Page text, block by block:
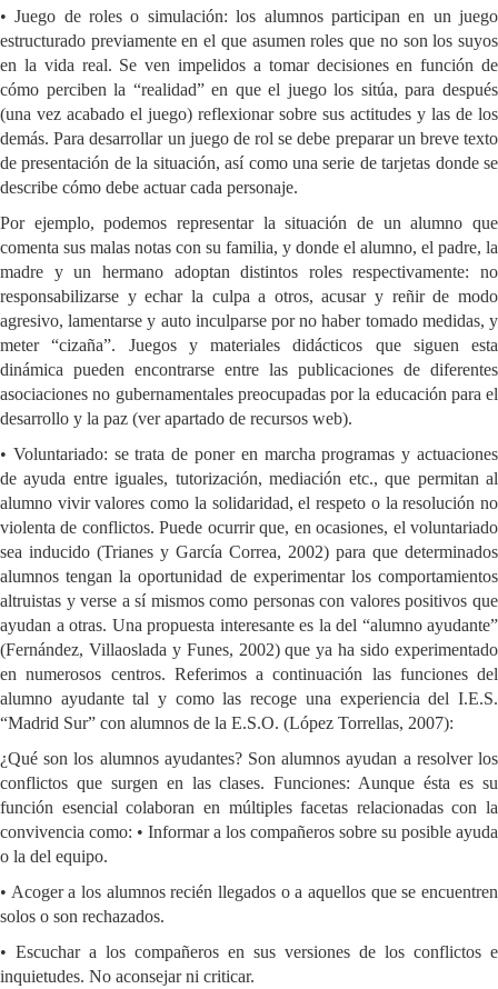
• Juego de roles o simulación: los alumnos participan en un juego
estructurado previamente en el que asumen roles que no son los suyos
en la vida real. Se ven impelidos a tomar decisiones en función de
cómo perciben la “realidad” en que el juego los sitúa, para después
(una vez acabado el juego) reflexionar sobre sus actitudes y las de los
demás. Para desarrollar un juego de rol se debe preparar un breve texto
de presentación de la situación, así como una serie de tarjetas donde se
describe cómo debe actuar cada personaje.
Por ejemplo, podemos representar la situación de un alumno que
comenta sus malas notas con su familia, y donde el alumno, el padre, la
madre y un hermano adoptan distintos roles respectivamente: no
responsabilizarse y echar la culpa a otros, acusar y reñir de modo
agresivo, lamentarse y auto inculparse por no haber tomado medidas, y
meter “cizaña”. Juegos y materiales didácticos que siguen esta
dinámica pueden encontrarse entre las publicaciones de diferentes
asociaciones no gubernamentales preocupadas por la educación para el
desarrollo y la paz (ver apartado de recursos web).
• Voluntariado: se trata de poner en marcha programas y actuaciones
de ayuda entre iguales, tutorización, mediación etc., que permitan al
alumno vivir valores como la solidaridad, el respeto o la resolución no
violenta de conflictos. Puede ocurrir que, en ocasiones, el voluntariado
sea inducido (Trianes y García Correa, 2002) para que determinados
alumnos tengan la oportunidad de experimentar los comportamientos
altruistas y verse a sí mismos como personas con valores positivos que
ayudan a otras. Una propuesta interesante es la del “alumno ayudante”
(Fernández, Villaoslada y Funes, 2002) que ya ha sido experimentado
en numerosos centros. Referimos a continuación las funciones del
alumno ayudante tal y como las recoge una experiencia del I.E.S.
“Madrid Sur” con alumnos de la E.S.O. (López Torrellas, 2007):
¿Qué son los alumnos ayudantes? Son alumnos ayudan a resolver los
conflictos que surgen en las clases. Funciones: Aunque ésta es su
función esencial colaboran en múltiples facetas relacionadas con la
convivencia como: • Informar a los compañeros sobre su posible ayuda
o la del equipo.
• Acoger a los alumnos recién llegados o a aquellos que se encuentren
solos o son rechazados.
• Escuchar a los compañeros en sus versiones de los conflictos e
inquietudes. No aconsejar ni criticar.